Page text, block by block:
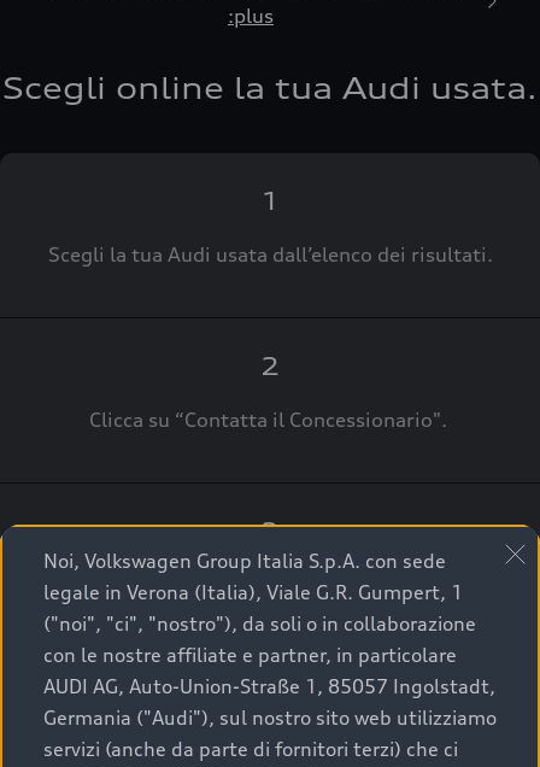
:plus
Scegli online la tua Audi usata.
1
Scegli la tua Audi usata dall’elenco dei risultati.
2
Clicca su “Contatta il Concessionario".
3
A breve verrai ricontattato dal Customer Care
Audi Center o direttamente dal Concessionario
che ti supporterà per finalizzare la tua richiesta.
Noi, Volkswagen Group Italia S.p.A. con sede
legale in Verona (Italia), Viale G.R. Gumpert, 1
("noi", "ci", "nostro"), da soli o in collaborazione
con le nostre affiliate e partner, in particolare
AUDI AG, Auto-Union-Straße 1, 85057 Ingolstadt,
Germania ("Audi"), sul nostro sito web utilizziamo
servizi (anche da parte di fornitori terzi) che ci